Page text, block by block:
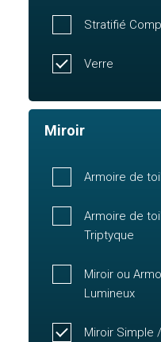
Stratifié
Verre
Miroir
Armoire de
Armoire de
Triptyque
Miroir ou
Lumineux
Miroir Simple